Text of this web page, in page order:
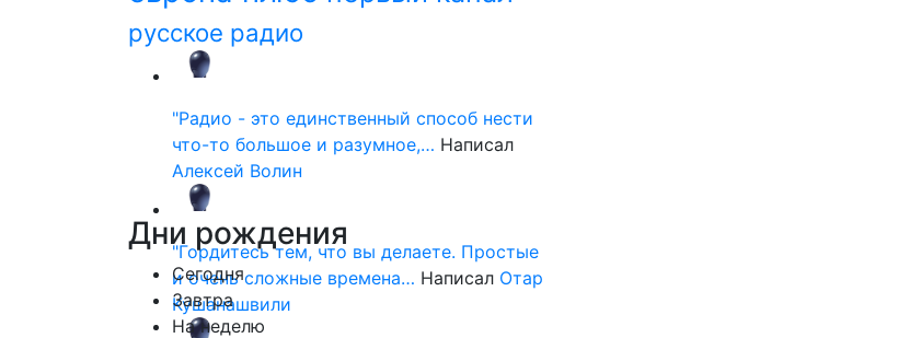
русское радио
"Радио - это единственный способ нести
что-то большое и разумное,… Написал
Алексей Волин
"Гордитесь тем, что вы делаете. Простые
и очень сложные времена… Написал Отар
Кушанашвили
Дни рождения
Сегодня
Завтра
На неделю